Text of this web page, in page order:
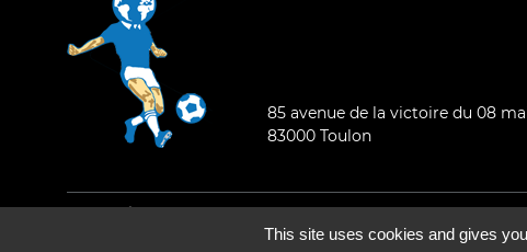
85 avenue de la victoire du 08
83000 Toulon
Mentions légales-Qui sommes-nous ?
©2026 - Tous droits réservés - Conception :epartenair e
This site uses cookies and gives